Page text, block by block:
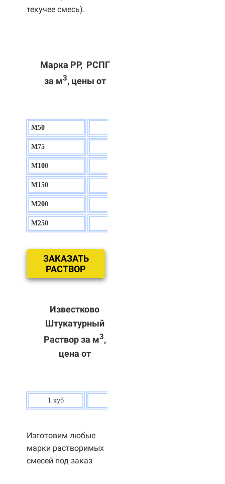
текучее смесь).
Марка РР, РСПГ
за м3, цены от
М50
М75
М100
М150
М200
М250
ЗАКАЗАТЬ
РАСТВОР
Известково
Штукатурный
Раствор за м3,
цена от
1 куб
Изготовим любые
марки растворимых
смесей под заказ